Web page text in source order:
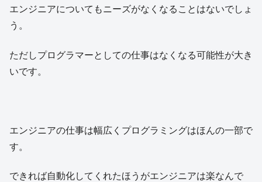
エンジニアについてもニーズがなくなることはないでしょ
う。
ただしプログラマーとしての仕事はなくなる可能性が大き
いです。
エンジニアの仕事は幅広くプログラミングはほんの一部で
す。
できれば自動化してくれたほうがエンジニアは楽なんで